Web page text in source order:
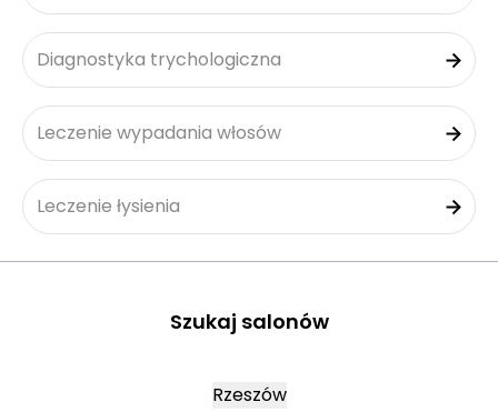
Diagnostyka trychologiczna
Leczenie wypadania włosów
Leczenie łysienia
Szukaj salonów
Rzeszów